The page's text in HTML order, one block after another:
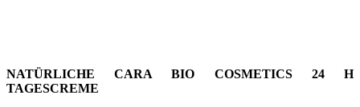
NATÜRLICHE CARA BIO COSMETICS 24 H
TAGESCREME